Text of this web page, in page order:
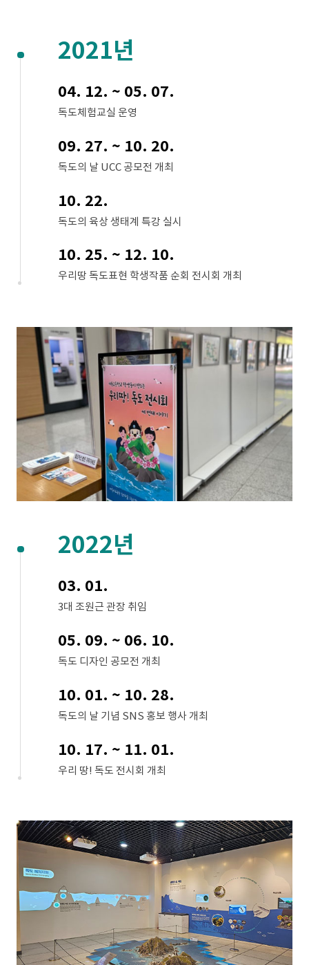
2021년
04. 12. ~ 05. 07.
독도체험교실 운영
09. 27. ~ 10. 20.
독도의 날 UCC 공모전 개최
10. 22.
독도의 육상 생태계 특강 실시
10. 25. ~ 12. 10.
우리땅 독도표현 학생작품 순회 전시회 개최
2022년
03. 01.
3대 조원근 관장 취임
05. 09. ~ 06. 10.
독도 디자인 공모전 개최
10. 01. ~ 10. 28.
독도의 날 기념 SNS 홍보 행사 개최
10. 17. ~ 11. 01.
우리 땅! 독도 전시회 개최